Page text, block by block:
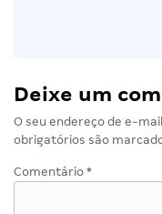
Deixe um
O seu endereço de e-
obrigatórios são
Comentário *